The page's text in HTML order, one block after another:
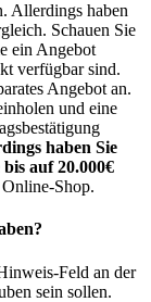
Allerdings haben
Schauen Sie
ein Angebot
verfügbar sind.
Angebot an.
und eine
haben Sie
auf 20.000€
Shop.
Feld an der
sein sollen.